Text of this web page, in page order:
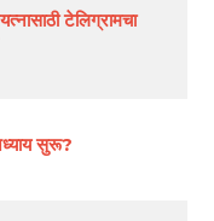
टेलिग्रामचा
सुरू?